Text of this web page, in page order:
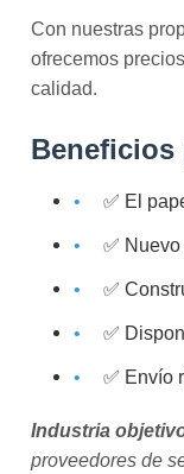
Con nuestras
ofrecemos
calidad.
Beneficios
✅ El
✅
✅
✅
✅ Envío
Industria
proveedores de